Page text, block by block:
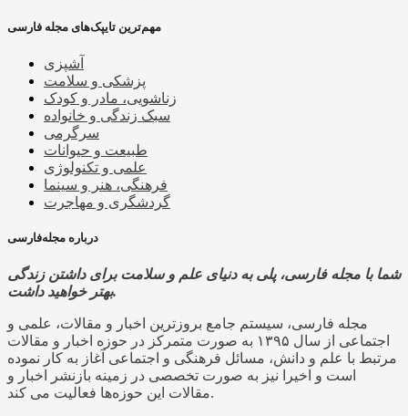
مهم‌ترین تایپک‌های مجله فارسی
آشپزی
پزشکی و سلامت
زناشویی، مادر و کودک
سبک زندگی و خانواده
سرگرمی
طبیعت و حیوانات
علمی و تکنولوژی
فرهنگی، هنر و سینما
گردشگری و مهاجرت
درباره مجله‌فارسی
شما با مجله فارسی، پلی به دنیای علم و سلامت برای داشتن زندگی
بهتر خواهید داشت.
مجله فارسی، سیستم جامع بروزترین اخبار و مقالات، علمی و
اجتماعی از سال ۱۳۹۵ به صورت متمرکز در حوزه اخبار و مقالات
مرتبط با علم و دانش، مسائل فرهنگی و اجتماعی آغاز به کار نموده
است و اخیرا نیز به صورت تخصصی در زمینه بازنشر اخبار و
مقالات این حوزه‌ها فعالیت می کند.